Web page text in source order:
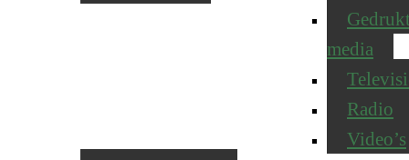
media
Radio
Video’s